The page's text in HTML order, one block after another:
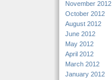
November 2012
October 2012
August 2012
June 2012
May 2012
April 2012
March 2012
January 2012